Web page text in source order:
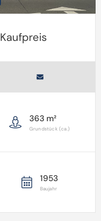
Kaufpreis
363 m²
Grundstück (ca.)
1953
Baujahr